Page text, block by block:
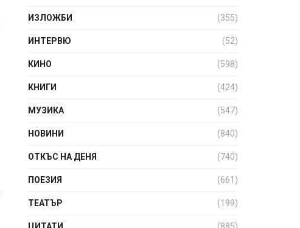
ИЗЛОЖБИ (355)
ИНТЕРВЮ (52)
КИНО (598)
КНИГИ (424)
МУЗИКА (547)
НОВИНИ (840)
ОТКЪС НА ДЕНЯ (740)
ПОЕЗИЯ (661)
ТЕАТЪР (199)